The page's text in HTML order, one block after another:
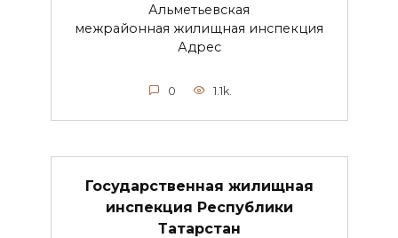
Альметьевская
межрайонная жилищная инспекция
Адрес
0 1.1k.
Государственная жилищная
инспекция Республики
Татарстан